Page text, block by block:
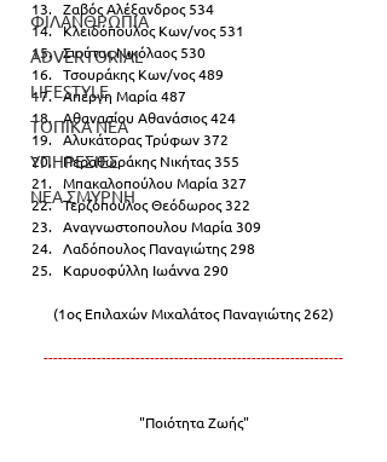
ΦΙΛΑΝΘΡΩΠΙΑ
ADVERTORIAL
LIFESTYLE
ΤΟΠΙΚΑ ΝΕΑ
ΥΠΗΡΕΣΙΕΣ
ΝΕΑ ΣΜΥΡΝΗ
Ζαβός Αλέξανδρος 534
Κλειδόπουλος Κων/νος 531
Σιούτας Νικόλαος 530
Τσουράκης Κων/νος 489
Απέργη Μαρία 487
Αθανασίου Αθανάσιος 424
Αλυκάτορας Τρύφων 372
Περαθωράκης Νικήτας 355
Μπακαλοπούλου Μαρία 327
Τερζόπουλος Θεόδωρος 322
Αναγνωστοπουλου Μαρία 309
Λαδόπουλος Παναγιώτης 298
Καρυοφύλλη Ιωάννα 290
(1ος Επιλαχών Μιχαλάτος Παναγιώτης 262)
--------------------------------------------------------------
"Ποιότητα Ζωής"